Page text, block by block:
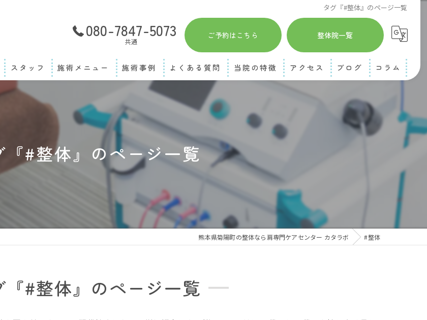
タグ『#整体』のページ一覧
080-7847-5073
共通
ご予約はこちら 整体院一覧
スタッフ 施術メニュー 施術事例 よくある質問 当院の特徴
四十肩
猫背
肩こり
アクセス
肩専門ケアセンターカタラボ 菊陽本店
肩専門ケアセンターカタラボ 健軍店
ブログ コラム
『#整体』のページ一覧
熊本県菊陽町の整体なら肩専門ケアセンター カタラボ #整体
『#整体』のページ一覧